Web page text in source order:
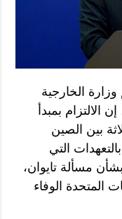
الخارجية
الالتزام بمبدأ
بين الصين
التي
مسألة تايوان،
المتحدة الوفاء